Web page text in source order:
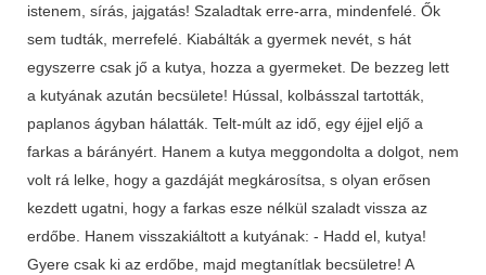
istenem, sírás, jajgatás! Szaladtak erre-arra, mindenfelé. Ők
sem tudták, merrefelé. Kiabálták a gyermek nevét, s hát
egyszerre csak jő a kutya, hozza a gyermeket. De bezzeg lett
a kutyának azután becsülete! Hússal, kolbásszal tartották,
paplanos ágyban hálatták. Telt-múlt az idő, egy éjjel eljő a
farkas a bárányért. Hanem a kutya meggondolta a dolgot, nem
volt rá lelke, hogy a gazdáját megkárosítsa, s olyan erősen
kezdett ugatni, hogy a farkas esze nélkül szaladt vissza az
erdőbe. Hanem visszakiáltott a kutyának: - Hadd el, kutya!
Gyere csak ki az erdőbe, majd megtanítlak becsületre! A